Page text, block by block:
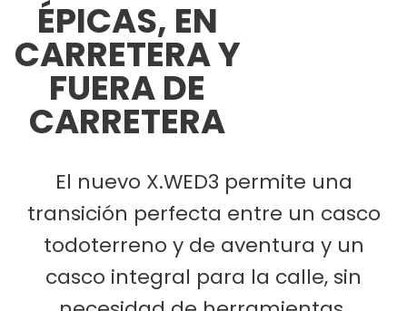
ÉPICAS, EN
CARRETERA Y
FUERA DE
CARRETERA
El nuevo X.WED3 permite una
transición perfecta entre un casco
todoterreno y de aventura y un
casco integral para la calle, sin